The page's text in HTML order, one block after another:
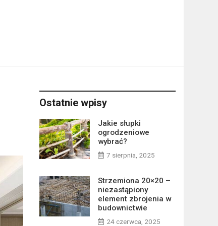
Ostatnie wpisy
Jakie słupki
ogrodzeniowe
wybrać?
7 sierpnia, 2025
Strzemiona 20×20 –
niezastąpiony
element zbrojenia w
budownictwie
24 czerwca, 2025